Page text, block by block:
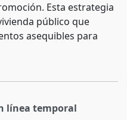
Esta estrategia
público que
asequibles para
línea temporal